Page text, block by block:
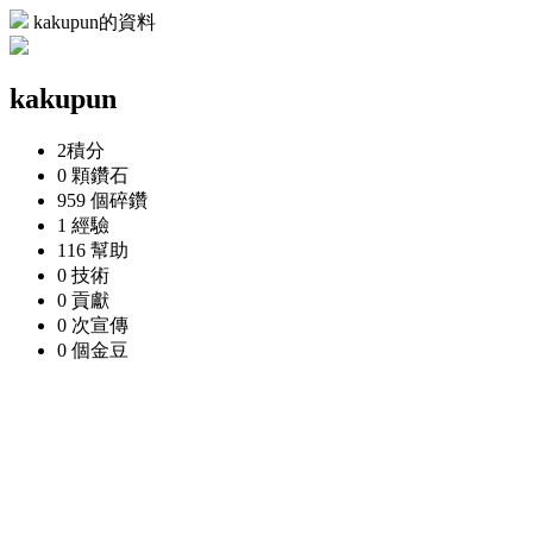
kakupun的資料
kakupun
2積分
0 顆鑽石
959 個碎鑽
1 經驗
116 幫助
0 技術
0 貢獻
0 次宣傳
0 個金豆